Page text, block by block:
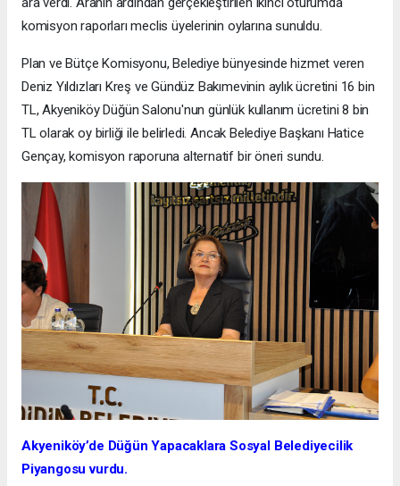
komisyon raporları meclis üyelerinin oylarına sunuldu.
Plan ve Bütçe Komisyonu, Belediye bünyesinde hizmet veren
Deniz Yıldızları Kreş ve Gündüz Bakımevinin aylık ücretini 16 bin
TL, Akyeniköy Düğün Salonu'nun günlük kullanım ücretini 8 bin
TL olarak oy birliği ile belirledi. Ancak Belediye Başkanı Hatice
Gençay, komisyon raporuna alternatif bir öneri sundu.
Akyeniköy’de Düğün Yapacaklara Sosyal Belediyecilik
Piyangosu vurdu.